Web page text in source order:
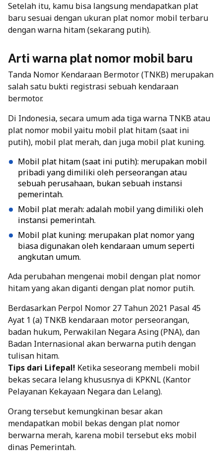
Setelah itu, kamu bisa langsung mendapatkan plat
baru sesuai dengan ukuran plat nomor mobil terbaru
dengan warna hitam (sekarang putih).
Arti warna plat nomor mobil baru
Tanda Nomor Kendaraan Bermotor (TNKB) merupakan
salah satu bukti registrasi sebuah kendaraan
bermotor.
Di Indonesia, secara umum ada tiga warna TNKB atau
plat nomor mobil yaitu mobil plat hitam (saat ini
putih), mobil plat merah, dan juga mobil plat kuning.
Mobil plat hitam (saat ini putih): merupakan mobil
pribadi yang dimiliki oleh perseorangan atau
sebuah perusahaan, bukan sebuah instansi
pemerintah.
Mobil plat merah: adalah mobil yang dimiliki oleh
instansi pemerintah.
Mobil plat kuning: merupakan plat nomor yang
biasa digunakan oleh kendaraan umum seperti
angkutan umum.
Ada perubahan mengenai mobil dengan plat nomor
hitam yang akan diganti dengan plat nomor putih.
Berdasarkan Perpol Nomor 27 Tahun 2021 Pasal 45
Ayat 1 (a) TNKB kendaraan motor perseorangan,
badan hukum, Perwakilan Negara Asing (PNA), dan
Badan Internasional akan berwarna putih dengan
tulisan hitam.
Tips dari Lifepal! Ketika seseorang membeli mobil
bekas secara lelang khususnya di KPKNL (Kantor
Pelayanan Kekayaan Negara dan Lelang).
Orang tersebut kemungkinan besar akan
mendapatkan mobil bekas dengan plat nomor
berwarna merah, karena mobil tersebut eks mobil
dinas Pemerintah.